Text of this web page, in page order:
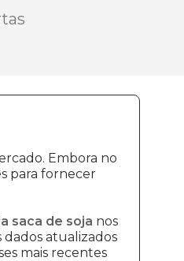
Embora no
para fornecer
saca de soja nos
dados atualizados
mais recentes